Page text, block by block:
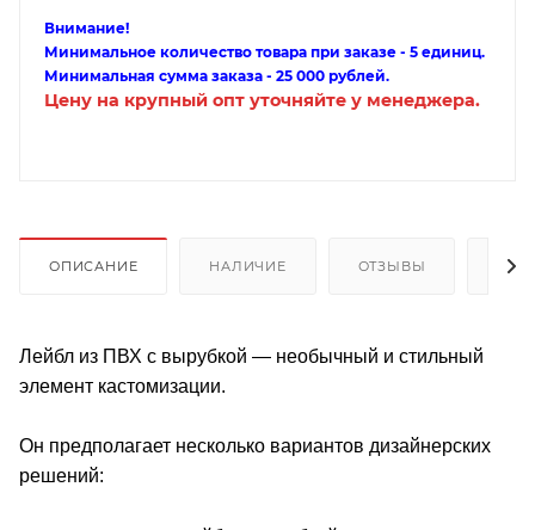
Внимание!
Минимальное количество товара при заказе - 5 единиц.
Минимальная сумма заказа - 25 000 рублей.
Цену на крупный опт уточняйте у менеджера.
ОПИСАНИЕ НАЛИЧИЕ ОТЗЫВЫ
Лейбл из ПВХ с вырубкой — необычный и стильный
элемент кастомизации.
Он предполагает несколько вариантов дизайнерских
решений: